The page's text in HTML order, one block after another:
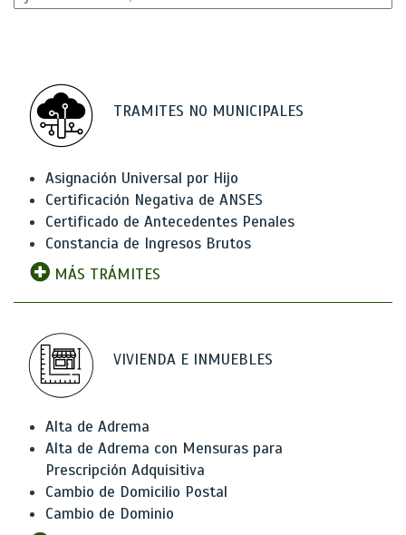
TRAMITES NO MUNICIPALES
Asignación Universal por Hijo
Certificación Negativa de ANSES
Certificado de Antecedentes Penales
Constancia de Ingresos Brutos
MÁS TRÁMITES
VIVIENDA E INMUEBLES
Alta de Adrema
Alta de Adrema con Mensuras para
Prescripción Adquisitiva
Cambio de Domicilio Postal
Cambio de Dominio